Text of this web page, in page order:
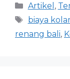
Artikel ,
biaya
renang bali,